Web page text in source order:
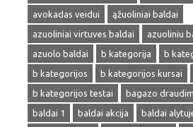
avokadas veidui
ąžuoliniai baldai
azuoliniai virtuves baldai
azuoliniu
azuolo baldai
b kategorija
b
b kategorijos
b kategorijos kursai
b kategorijos testai
bagazo
baldai 1
baldai akcija baldai